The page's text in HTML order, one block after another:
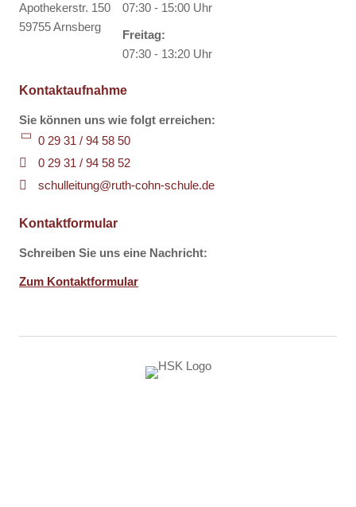
Apothekerstr. 150
59755 Arnsberg
07:30 - 15:00 Uhr
Freitag:
07:30 - 13:20 Uhr
Kontaktaufnahme
Sie können uns wie folgt erreichen:
0 29 31 / 94 58 50
0 29 31 / 94 58 52
sch ll t ng r th-c hn-sch l d
Kontaktformular
Schreiben Sie uns eine Nachricht:
Zum Kontaktformular